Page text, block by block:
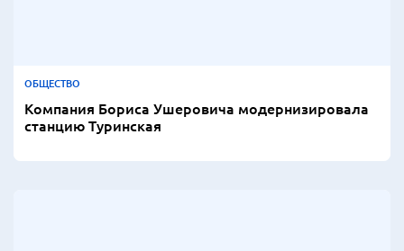
ОБЩЕСТВО
Компания Бориса Ушеровича модернизировала
станцию Туринская